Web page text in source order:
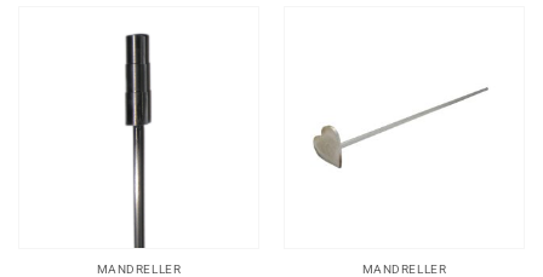
MANDRELLER MANDRELLER